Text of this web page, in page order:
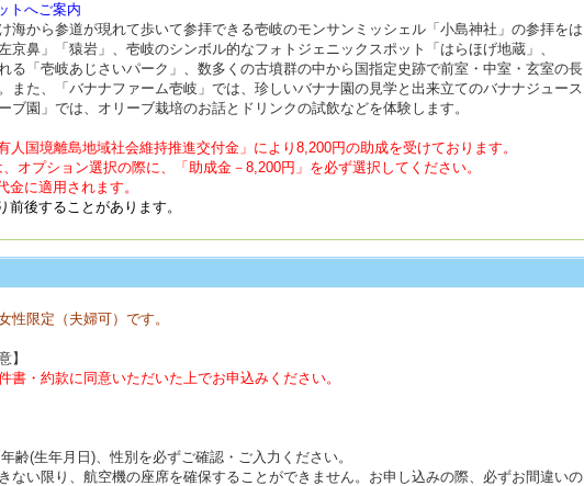
トへご案内
海から参道が現れて歩いて参拝できる壱岐のモンサンミッシェル「小島神社」の参拝をは
京鼻」「猿岩」、壱岐のシンボル的なフォトジェニックスポット「はらほげ地蔵」、
る「壱岐あじさいパーク」、数多くの古墳群の中から国指定史跡で前室・中室・玄室の
また、「バナナファーム壱岐」では、珍しいバナナ園の見学と出来立てのバナナジュー
ブ園」では、オリーブ栽培のお話とドリンクの試飲などを体験します。
国境離島地域社会維持推進交付金」により8,200円の助成を受けております。
オプション選択の際に、「助成金－8,200円」を必ず選択してください。
に適用されます。
後することがあります。
限定（夫婦可）です。
】
書・約款に同意いただいた上でお申込みください。
齢(生年月日)、性別を必ずご確認・ご入力ください。
ない限り、航空機の座席を確保することができません。お申し込みの際、必ずお間違い